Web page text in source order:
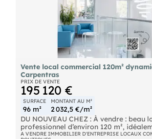
Vente local commercial 120m²
Carpentras
PRIX DE VENTE
195 120 €
SURFACE
96 m²
MONTANT AU M²
2 032,5 €/m²
DU NOUVEAU CHEZ : À vendre : beau
professionnel d’environ 120 m²,
dans un secteur dynamique de
A VENDRE IMMOBILIER D'ENTREPRISE LOCAUX